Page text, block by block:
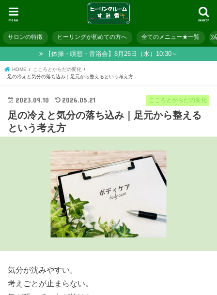
search
menu
サロンの特徴 ヒーリングが初めての方へ 全てのメニュー★一覧
【体操・瞑想・音浴会】8月26日（水）10:30～
HOME
こころとからだの変化
足の冷えと気分の落ち込み｜足元から整えるという考え方
こころとからだの変化
2023.09.10 2026.05.21
足の冷えと気分の落ち込み｜足元から整える
という考え方
気分が沈みやすい。
考えごとが止まらない。